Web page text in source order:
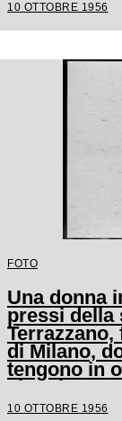
10 OTTOBRE 1956
FOTO
Una donna
pressi della
di Milano,
tengono in
alunni
10 OTTOBRE 1956